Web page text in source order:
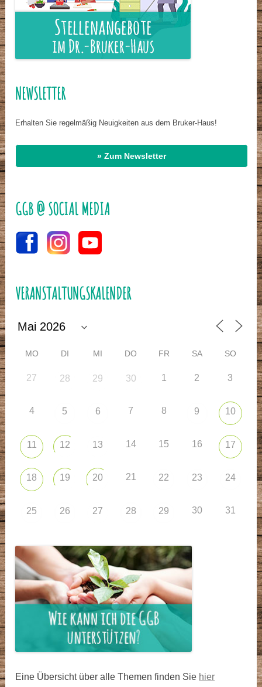
NEWSLETTER
Erhalten Sie regelmäßig Neuigkeiten aus dem Bruker-Haus!
» Zum Newsletter
GGB @ SOCIAL MEDIA
VERANSTALTUNGSKALENDER
MO DI MI DO FR SA SO
27 28 29 30 1 2 3
4 5 6 7 8 9 10
11 12 13 14 15 16 17
18 19 20 21 22 23 24
25 26 27 28 29 30 31
Eine Übersicht über alle Themen finden Sie hier